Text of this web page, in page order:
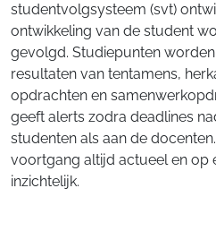
studentvolgsysteem (svt)
ontwikkeling van de student
gevolgd. Studiepunten
resultaten van tentamens,
opdrachten en
geeft alerts zodra deadlines
studenten als aan de
voortgang altijd actueel en op
inzichtelijk.